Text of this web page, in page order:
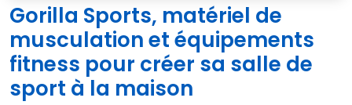
Gorilla Sports, matériel de
musculation et équipements
fitness pour créer sa salle de
sport à la maison